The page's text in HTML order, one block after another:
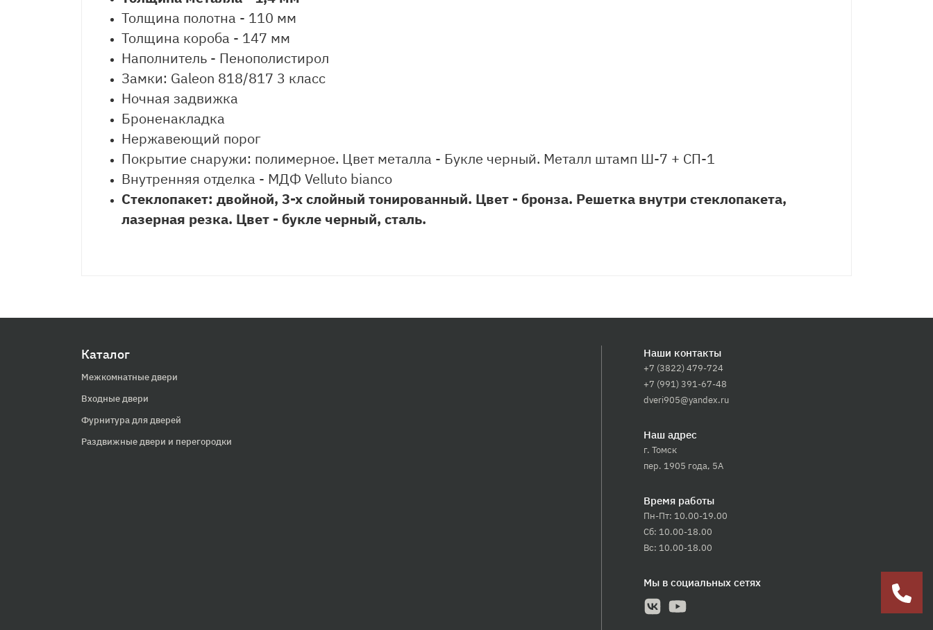
Толщина полотна - 110 мм
Толщина короба - 147 мм
Наполнитель - Пенополистирол
Замки: Galeon 818/817 3 класс
Ночная задвижка
Броненакладка
Нержавеющий порог
Покрытие снаружи: полимерное. Цвет металла - Букле черный. Металл штамп Ш-7 + СП-1
Внутренняя отделка - МДФ Velluto bianco
Стеклопакет: двойной, 3-х слойный тонированный. Цвет - бронза. Решетка внутри стеклопакета,
лазерная резка. Цвет - букле черный, сталь.
Каталог
Межкомнатные двери
Входные двери
Фурнитура для дверей
Раздвижные двери и перегородки
Наши контакты
+7 (3822) 479-724
+7 (991) 391-67-48
dveri905@yandex.ru
Наш адрес
г. Томск
пер. 1905 года, 5А
Время работы
Пн-Пт: 10.00-19.00
Сб: 10.00-18.00
Вс: 10.00-18.00
Мы в социальных сетях